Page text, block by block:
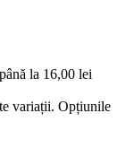
la 16,00 lei
variații. Opțiunile